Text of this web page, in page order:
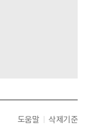
도움말 삭제기준